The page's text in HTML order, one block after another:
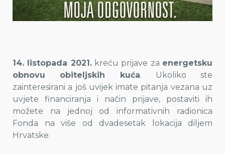
14. listopada 2021.kreću prijave za energetsku
obnovu obiteljskih kuća. Ukoliko ste
zainteresirani a još uvijek imate pitanja vezana uz
uvjete financiranja i način prijave, postaviti ih
možete na jednoj od informativnih radionica
Fonda na više od dvadesetak lokacija diljem
Hrvatske.